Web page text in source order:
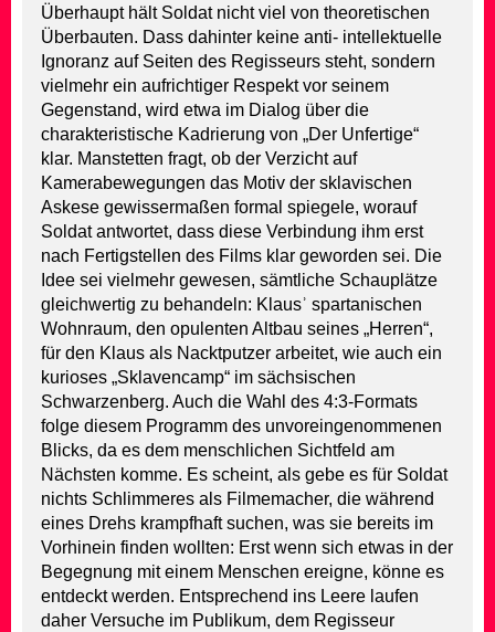
Überhaupt hält Soldat nicht viel von theoretischen
Überbauten. Dass dahinter keine anti- intellektuelle
Ignoranz auf Seiten des Regisseurs steht, sondern
vielmehr ein aufrichtiger Respekt vor seinem
Gegenstand, wird etwa im Dialog über die
charakteristische Kadrierung von „Der Unfertige“
klar. Manstetten fragt, ob der Verzicht auf
Kamerabewegungen das Motiv der sklavischen
Askese gewissermaßen formal spiegele, worauf
Soldat antwortet, dass diese Verbindung ihm erst
nach Fertigstellen des Films klar geworden sei. Die
Idee sei vielmehr gewesen, sämtliche Schauplätze
gleichwertig zu behandeln: Klausʾ spartanischen
Wohnraum, den opulenten Altbau seines „Herren“,
für den Klaus als Nacktputzer arbeitet, wie auch ein
kurioses „Sklavencamp“ im sächsischen
Schwarzenberg. Auch die Wahl des 4:3-Formats
folge diesem Programm des unvoreingenommenen
Blicks, da es dem menschlichen Sichtfeld am
Nächsten komme. Es scheint, als gebe es für Soldat
nichts Schlimmeres als Filmemacher, die während
eines Drehs krampfhaft suchen, was sie bereits im
Vorhinein finden wollten: Erst wenn sich etwas in der
Begegnung mit einem Menschen ereigne, könne es
entdeckt werden. Entsprechend ins Leere laufen
daher Versuche im Publikum, dem Regisseur